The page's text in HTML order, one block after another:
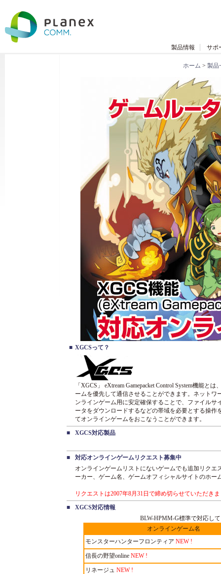
製品情報 サポ
ホーム > 製品
■ XGCSって？
「XGCS」 eXtream Gamepacket Control System機能と
ームを優先して通信させることができます。ネットワ
ンラインゲーム用に安定確保することで、ファイルサ
ータをダウンロードするなどの帯域を必要とする操作
てオンラインゲームをおこなうことができます。
■
XGCS対応製品
■
対応オンラインゲームリクエスト募集中
オンラインゲームリストにないゲームでも追加リク
ーカー、ゲーム名、ゲームオフィシャルサイトのホ
リクエストは2007年8月31日で締め切らせていただき
■
XGCS対応情報
BLW-HPMM-G標準で対応し
オンラインゲーム名
モンスターハンターフロンティア NEW !
信長の野望online NEW !
リネージュ NEW !